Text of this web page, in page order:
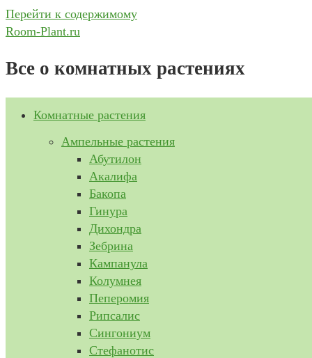
Перейти к содержимому
Room-Plant.ru
Все о комнатных растениях
Комнатные растения
Ампельные растения
Абутилон
Акалифа
Бакопа
Гинура
Дихондра
Зебрина
Кампанула
Колумнея
Пеперомия
Рипсалис
Сингониум
Стефанотис